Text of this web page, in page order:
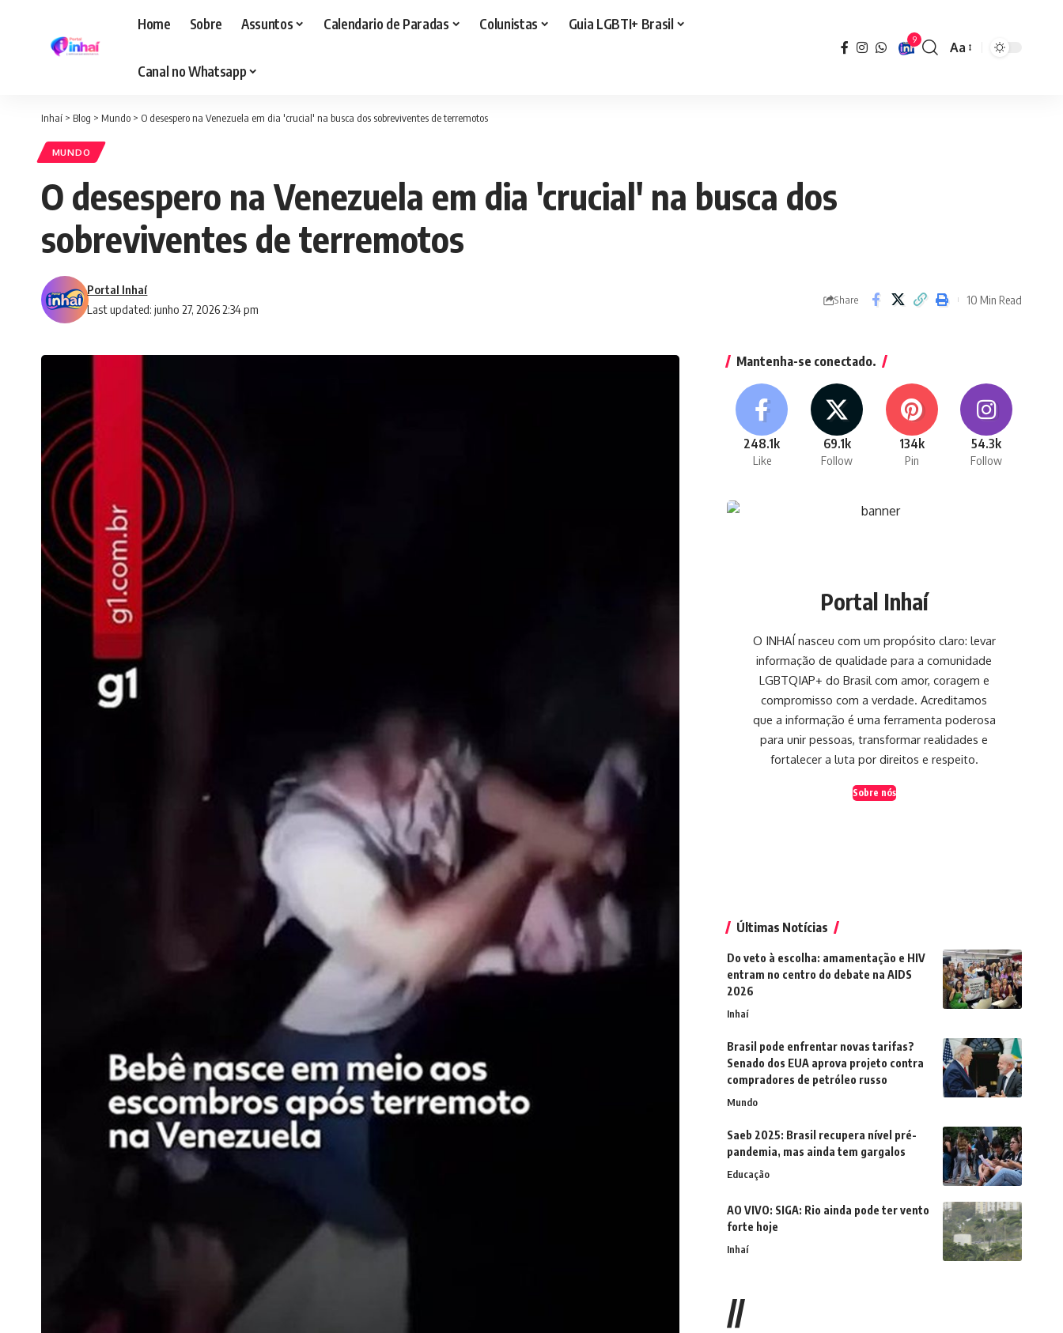
Home Sobre Assuntos Calendario de Paradas Colunistas Guia LGBTI+ Brasil
Canal no Whatsapp
9
Font
Aa
Inhaí > Blog > Mundo > O desespero na Venezuela em dia 'crucial' na busca dos sobreviventes de terremotos
MUNDO
O desespero na Venezuela em dia 'crucial' na busca dos
sobreviventes de terremotos
Last updated: junho 27, 2026 2:34 pm
Portal Inhaí
Share 10 Min Read
Mantenha-se conectado.
248.1k
Like
69.1k
Follow
134k
Pin
54.3k
Follow
Portal Inhaí
O INHAÍ nasceu com um propósito claro: levar
informação de qualidade para a comunidade
LGBTQIAP+ do Brasil com amor, coragem e
compromisso com a verdade. Acreditamos
que a informação é uma ferramenta poderosa
para unir pessoas, transformar realidades e
fortalecer a luta por direitos e respeito.
Sobre nós
Últimas Notícias
Do veto à escolha: amamentação e HIV
entram no centro do debate na AIDS
2026
Inhaí
Brasil pode enfrentar novas tarifas?
Senado dos EUA aprova projeto contra
compradores de petróleo russo
Mundo
Saeb 2025: Brasil recupera nível pré-
pandemia, mas ainda tem gargalos
Educação
AO VIVO: SIGA: Rio ainda pode ter vento
forte hoje
Inhaí
//